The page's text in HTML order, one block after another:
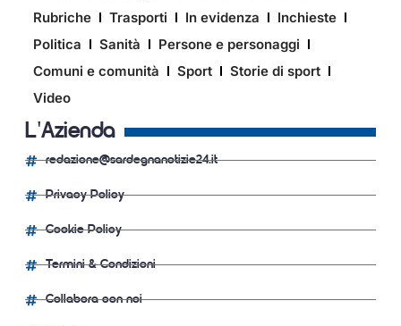
Rubriche
Trasporti In evidenza
Inchieste
Politica
Sanità
Persone e personaggi
Comuni e comunità
Sport
Storie di sport
Video
L'Azienda
redazione@sardegnanotizie24.it
Privacy Policy
Cookie Policy
Termini & Condizioni
Collabora con noi